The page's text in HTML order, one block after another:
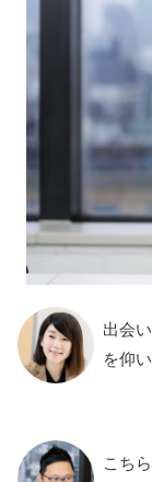
出会
を仰
こち